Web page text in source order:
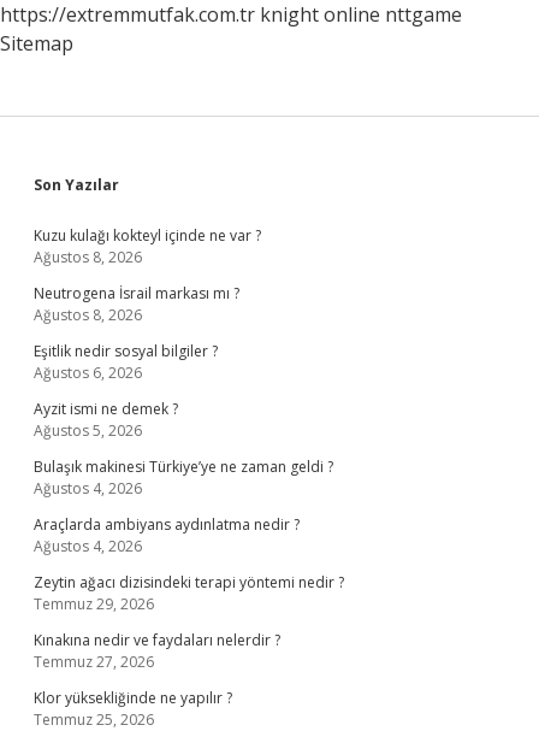
https://extremmutfak.com.tr knight online nttgame
Sitemap
Sidebar
Son Yazılar
Kuzu kulağı kokteyl içinde ne var ?
Ağustos 8, 2026
Neutrogena İsrail markası mı ?
Ağustos 8, 2026
Eşitlik nedir sosyal bilgiler ?
Ağustos 6, 2026
Ayzit ismi ne demek ?
Ağustos 5, 2026
Bulaşık makinesi Türkiye’ye ne zaman geldi ?
Ağustos 4, 2026
Araçlarda ambiyans aydınlatma nedir ?
Ağustos 4, 2026
Zeytin ağacı dizisindeki terapi yöntemi nedir ?
Temmuz 29, 2026
Kınakına nedir ve faydaları nelerdir ?
Temmuz 27, 2026
Klor yüksekliğinde ne yapılır ?
Temmuz 25, 2026